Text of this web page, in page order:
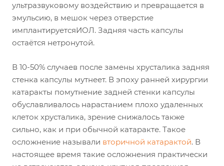
ультразвуковому воздействию и превращается в
эмульсию, в мешок через отверстие
имплантируетсяИОЛ. Задняя часть капсулы
остаётся нетронутой.
В 10-50% случаев после замены хрусталика задняя
стенка капсулы мутнеет. В эпоху ранней хирургии
катаракты помутнение задней стенки капсулы
обуславливалось нарастанием плохо удаленных
клеток хрусталика, зрение снижалось также
сильно, как и при обычной катаракте. Такое
осложнение называли вторичной катарактой. В
настоящее время такие осложнения практически